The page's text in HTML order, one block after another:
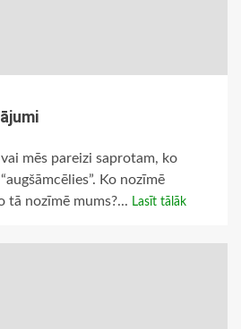
mēs pareizi saprotam, ko
Ko nozīmē
tā nozīmē mums?... Lasīt tālāk